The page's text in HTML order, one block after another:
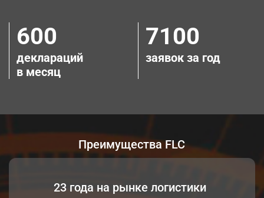
600
деклараций
в месяц
7100
заявок за год
Преимущества FLC
23 года на рынке логистики